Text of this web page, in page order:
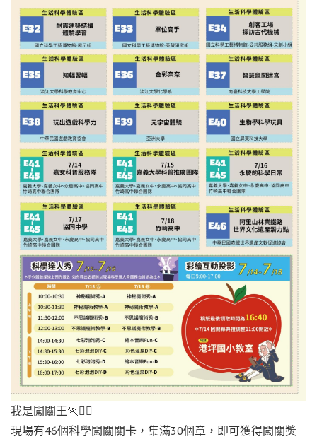
我是闖關王🏃🏃‍♀️
現場有46個科學闖關關卡，集滿30個章，即可獲得闖關獎